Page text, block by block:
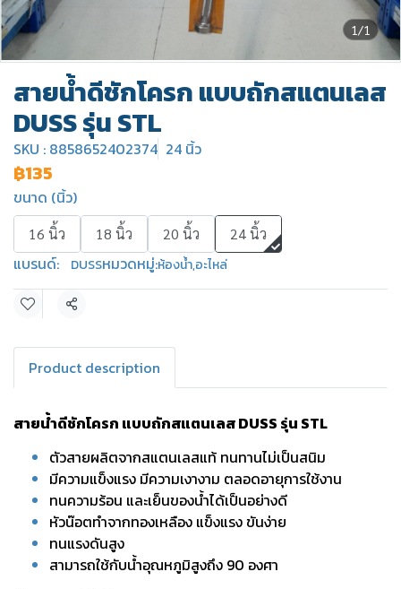
1/1
สายน้ำดีชักโครก แบบถักสแตนเลส
DUSS รุ่น STL
SKU : 8858652402374 24 นิ้ว
฿135
ขนาด (นิ้ว)
16 นิ้ว 18 นิ้ว 20 นิ้ว 24 นิ้ว
แบรนด์: DUSSหมวดหมู่:ห้องน้ำ,อะไหล่
แชร์
Product description
สายน้ำดีชักโครก แบบถักสแตนเลส DUSS รุ่น STL
ตัวสายผลิตจากสแตนเลสแท้ ทนทานไม่เป็นสนิม
มีความแข็งแรง มีความเงางาม ตลอดอายุการใช้งาน
ทนความร้อน และเย็นของน้ำได้เป็นอย่างดี
หัวน๊อตทำจากทองเหลือง แข็งแรง ขันง่าย
ทนแรงดันสูง
สามารถใช้กับน้ำอุณหภูมิสูงถึง 90 องศา